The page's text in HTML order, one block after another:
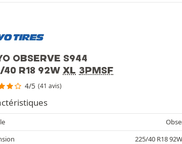
OBSERVE S944
40 R18 92W XL 3PMSF
4/5 (41 avis)
225/40 R18 92W